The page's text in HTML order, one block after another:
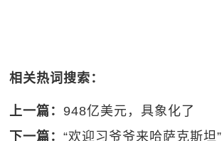
相关热词搜索：
上一篇：948亿美元，具象化了
下一篇：“欢迎习爷爷来哈萨克斯坦”